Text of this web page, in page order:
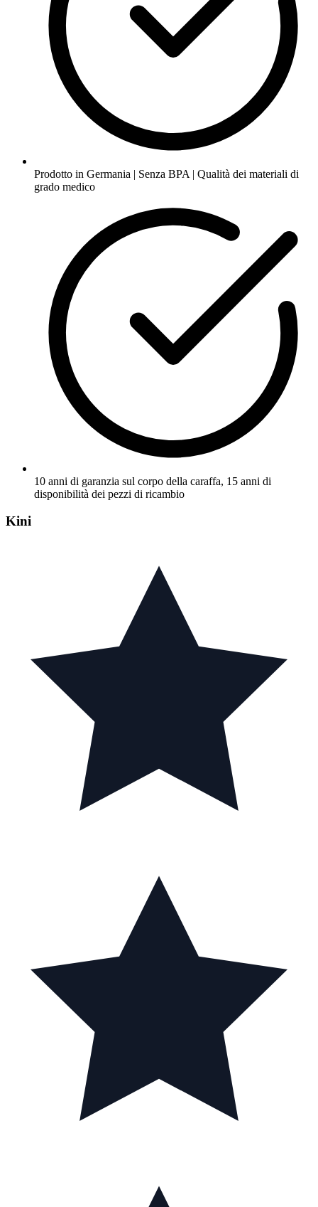
Prodotto in Germania | Senza BPA | Qualità dei materiali di
grado medico
10 anni di garanzia sul corpo della caraffa, 15 anni di
disponibilità dei pezzi di ricambio
Kini